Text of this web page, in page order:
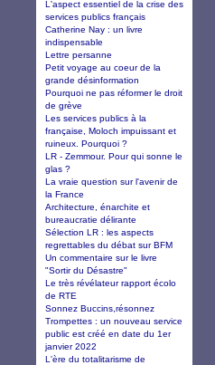
L'aspect essentiel de la crise des
services publics français
Catherine Nay : un livre
indispensable
Lettre persanne
Petit voyage au coeur de la
grande désinformation
Pourquoi ne pas réformer le droit
de grève
Les services publics à la
française, Moloch impuissant et
ruineux. Pourquoi ?
LR - Zemmour. Pour qui sonne le
glas ?
La vraie question sur l'avenir de
la France
Architecture, énarchite et
bureaucratie délirante
Sélection LR : les aspects
regrettables du débat sur BFM
Un commentaire sur le livre
"Sortir du Désastre"
Le très révélateur rapport écolo
de RTE
Sonnez Buccins,résonnez
Trompettes : un nouveau service
public est créé en date du 1er
janvier 2022
L'ère du totalitarisme de